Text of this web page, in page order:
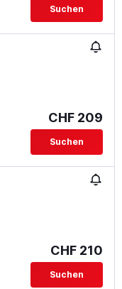
Suchen
CHF 209
Suchen
CHF 210
Suchen